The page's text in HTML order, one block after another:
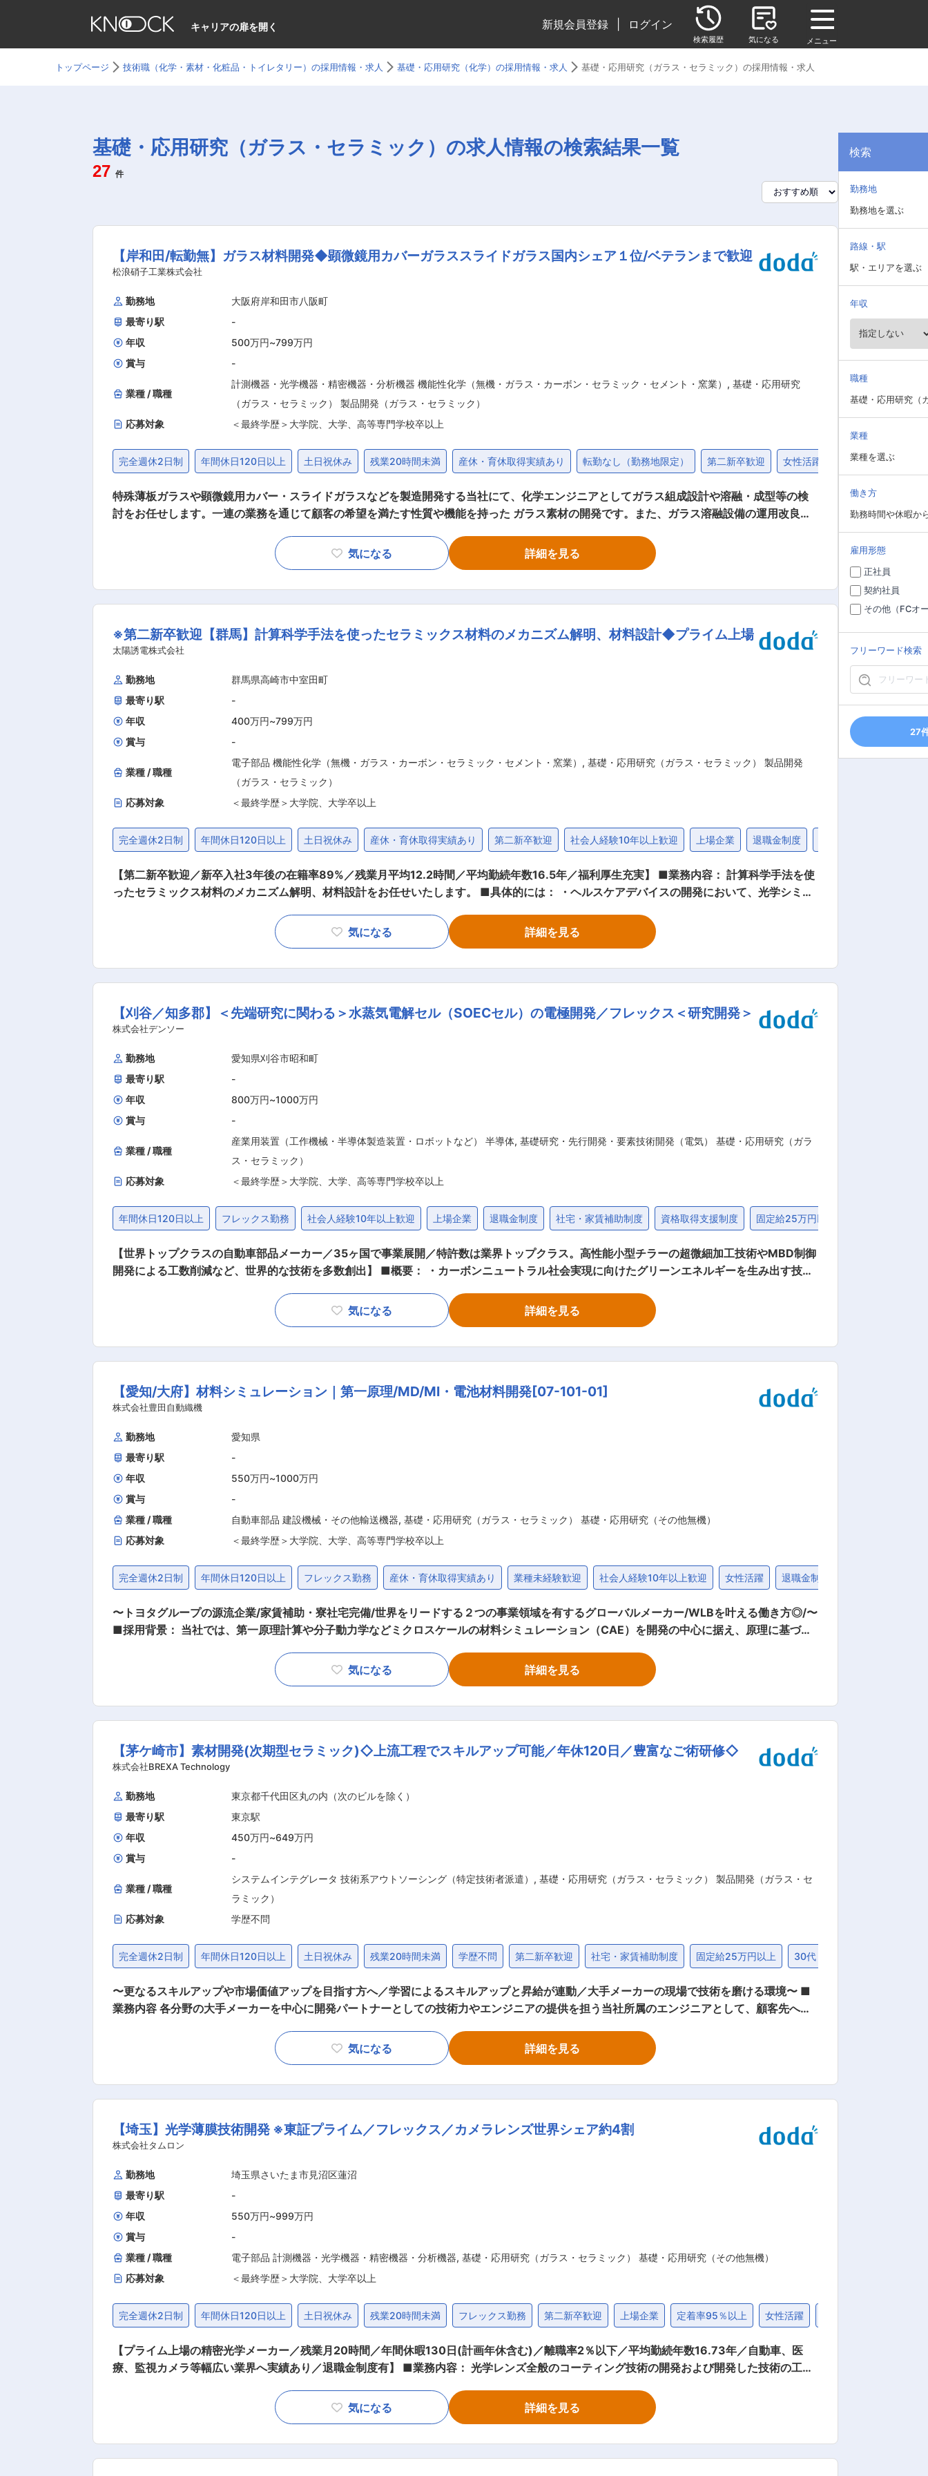
キャリアの扉を開く 新規会員登録 ログイン
検索履歴 気になる メニュー
トップページ 技術職（化学・素材・化粧品・トイレタリー）の採用情報・求人 基礎・応用研究（化学）の採用情報・求人 基礎・応用研究（ガラス・セラミック）の採用情報・求人
基礎・応用研究（ガラス・セラミック）の求人情報の検索結果一覧
27 件
【岸和田/転勤無】ガラス材料開発◆顕微鏡用カバーガラススライドガラス国内シェア１位/ベテランまで歓迎
松浪硝子工業株式会社
勤務地
大阪府岸和田市八阪町
最寄り駅
-
年収
500万円~799万円
賞与
-
業種 / 職種
計測機器・光学機器・精密機器・分析機器 機能性化学（無機・ガラス・カーボン・セラミック・セメント・窯業） , 基礎・応用研究
（ガラス・セラミック） 製品開発（ガラス・セラミック）
応募対象
＜最終学歴＞大学院、大学、高等専門学校卒以上
完全週休2日制 年間休日120日以上 土日祝休み 残業20時間未満 産休・育休取得実績あり 転勤なし（勤務地限定） 第二新卒歓迎 女性活躍 退職金制度
特殊薄板ガラスや顕微鏡用カバー・スライドガラスなどを製造開発する当社にて、化学エンジニアとしてガラス組成設計や溶融・成型等の検
討をお任せします。一連の業務を通じて顧客の希望を満たす性質や機能を持った ガラス素材の開発です。また、ガラス溶融設備の運用改良な
・自社ガラス溶融設備の改良、保守、保全 ・ガラスへの薄膜コーティング技術の開発 ■組織構成: 20代〜60代のまで幅広く活躍しています。
■当社の強み： 国内で初めて顕微鏡用カバーガラスの製造を手掛けた当社は、他社にはない特殊精密ガラスの加工技術を保有しております。
のつながりが深いこともあり、当社もこれからも安定した需要が見込まれるとともに、さらなる成長を遂げることが可能になります。 ■社
風・働く環境： メリハリをつけて働くことを大切にしています。会社休日は133日あり、働くときは集中して業務に取り組む一方で、休日は
から、高い定着率を誇っています。 変更の範囲：会社の定める業務
気になる 詳細を見る
※第二新卒歓迎【群馬】計算科学手法を使ったセラミックス材料のメカニズム解明、材料設計◆プライム上場
太陽誘電株式会社
勤務地
群馬県高崎市中室田町
最寄り駅
-
年収
400万円~799万円
賞与
-
業種 / 職種
電子部品 機能性化学（無機・ガラス・カーボン・セラミック・セメント・窯業） , 基礎・応用研究（ガラス・セラミック） 製品開発
（ガラス・セラミック）
応募対象
＜最終学歴＞大学院、大学卒以上
完全週休2日制 年間休日120日以上 土日祝休み 産休・育休取得実績あり 第二新卒歓迎 社会人経験10年以上歓迎 上場企業 退職金制度
【第二新卒歓迎／新卒入社3年後の在籍率89%／残業月平均12.2時間／平均勤続年数16.5年／福利厚生充実】 ■業務内容： 計算科学手法を使
ったセラミックス材料のメカニズム解明、材料設計をお任せいたします。 ■具体的には： ・ヘルスケアデバイスの開発において、光学シミュ
・8:30 メールチェック・スケジュール確認 ・9:00 グループミーティング（週一日） ・9:00 実験、データ解析業務 ・12:00 昼食 ・13:00
報告会資料作成など ・15:00 研究開発（実験など)、個別ミーティングなど ・17:10 退社 ■当社について： 当社は1950年に創業した電子部品
インフラ・産業機器など、幅広い分野で高い評価をいただいています。 変更の範囲：会社の定める業務
気になる 詳細を見る
【刈谷／知多郡】＜先端研究に関わる＞水蒸気電解セル（SOECセル）の電極開発／フレックス＜研究開発＞
株式会社デンソー
勤務地
愛知県刈谷市昭和町
最寄り駅
-
年収
800万円~1000万円
賞与
-
業種 / 職種
産業用装置（工作機械・半導体製造装置・ロボットなど） 半導体, 基礎研究・先行開発・要素技術開発（電気） 基礎・応用研究（ガラ
ス・セラミック）
応募対象
＜最終学歴＞大学院、大学、高等専門学校卒以上
年間休日120日以上 フレックス勤務 社会人経験10年以上歓迎 上場企業 退職金制度 社宅・家賃補助制度 資格取得支援制度 固定給25万円以上
【世界トップクラスの自動車部品メーカー／35ヶ国で事業展開／特許数は業界トップクラス。高性能小型チラーの超微細加工技術やMBD制御
開発による工数削減など、世界的な技術を多数創出】 ■概要： ・カーボンニュートラル社会実現に向けたグリーンエネルギーを生み出す技術
る、次世代セル開発業務に携わって頂きます。具体的には下記の業務を推進頂きます。 ■業務詳細： ・次世代セルの電極材料・触媒の開発/設
計 ・セルの製造プロセス技術開発（印刷、シート成型、焼成技術) ・セルの信頼性・品質設計技術開発 ・信頼性・品質設計に必要な材料評
ズを満足させる製品具現化の為の幅広い技術領域を身に着ける事が出来ます。 ■組織について： ・研究開発部は、機械・熱・電気・電子分野
を基盤に、革新的な要素技術／システムを先行開発し、既存事業の拡大や新規事業の創造を通じて社会課題の解決に貢献する組織です。 ・そ
ロセス等の高度専門性を持ったメンバーが、お互いをプロの技術者として尊重し合い、対等な立場での議論を通して、従来にない新しい価値
を創出するミッションにチャレンジする風土があります。 ■当社について： ・当社は、自動車部品業界のリーディングカンパニーとして、技
術革新とグローバル展開を推進しています。売上収益7兆3,500億円、特許41,000件超、25ヵ国127工場を有する世界規模の企業です。「環
気になる 詳細を見る
【愛知/大府】材料シミュレーション｜第一原理/MD/MI・電池材料開発[07-101-01]
株式会社豊田自動織機
勤務地
愛知県
最寄り駅
-
年収
550万円~1000万円
賞与
-
業種 / 職種
自動車部品 建設機械・その他輸送機器, 基礎・応用研究（ガラス・セラミック） 基礎・応用研究（その他無機）
応募対象
＜最終学歴＞大学院、大学、高等専門学校卒以上
完全週休2日制 年間休日120日以上 フレックス勤務 産休・育休取得実績あり 業種未経験歓迎 社会人経験10年以上歓迎 女性活躍 退職金制度
〜トヨタグループの源流企業/家賃補助・寮社宅完備/世界をリードする２つの事業領域を有するグローバルメーカー/WLBを叶える働き方◎/〜
■採用背景： 当社では、第一原理計算や分子動力学などミクロスケールの材料シミュレーション（CAE）を開発の中心に据え、原理に基づく
全体をデジタル主導で最適化する体制を構築してきました。 特に材料領域では、量子・分子レベルでの材料設計を強みとし、分析・合成と連
動した高速PDCAによって研究開発のスピードと精度を飛躍的に向上させています。 また、スパコン「富岳」を産業用途として国内トップク
ど） ◇分析・合成と連携し、CAE起点の材料開発プロセスを推進 ◇既存モデルの高度化および新規手法の開発（高速化・精度向上） ※必要に
応じて、電極・セル〜プロセスとのマルチスケール連携も可能 ■具体的な職務内容： ・第一原理計算（DFT）による材料特性の評価（反応
作コード／Python 等による解析自動化や高速化 ・合成・分析チームと協働した実験検証（高速PDCA） ※希望や専門に応じて、マルチスケー
ル解析（電極・セル）へ拡張可能 【技術優位性】 電池事業室では、車載用電池として世界初となるバイポーラ型ニッケル水素電池を製品化
し、従来電池の約2倍の出力を実現しています。これらの技術をさらに発展させた新製品の開発にも力を入れています。今後、更に電動車が普
気になる 詳細を見る
【茅ケ崎市】素材開発(次期型セラミック)◇上流工程でスキルアップ可能／年休120日／豊富なご術研修◇
株式会社BREXA Technology
勤務地
東京都千代田区丸の内（次のビルを除く）
最寄り駅
東京駅
年収
450万円~649万円
賞与
-
業種 / 職種
システムインテグレータ 技術系アウトソーシング（特定技術者派遣） , 基礎・応用研究（ガラス・セラミック） 製品開発（ガラス・セ
ラミック）
応募対象
学歴不問
完全週休2日制 年間休日120日以上 土日祝休み 残業20時間未満 学歴不問 第二新卒歓迎 社宅・家賃補助制度 固定給25万円以上 30代
〜更なるスキルアップや市場価値アップを目指す方へ／学習によるスキルアップと昇給が連動／大手メーカーの現場で技術を磨ける環境〜 ■
業務内容 各分野の大手メーカーを中心に開発パートナーとしての技術力やエンジニアの提供を担う当社所属のエンジニアとして、顧客先へ常
価・分析を担っていただきます。 ・素材設計・組成設計 ・粉末調製・前処理 ・成形プロセス開発 ・焼結プロセスの開発・最適化 ・物性評
価・分析 ・耐久性・信頼性評価 ・プロトタイプ試作・性能検証 など ■次期型セラミックとは セラミックは土や鉱物を高温で焼き固めた硬
ーへのキャリア相談なども可能となっているため、顧客先での就業であっても帰属意識が薄れることなく働いていただけます。 また、常駐先
で多少の前後はありますが、全社月平均残業時間は約20時間程度、年休120日以上確保など、メリハリのある働き方を実現頂けます。 ■研修
す。 ・マンスリー技術研修（Zoom）：月に複数回開催されるZoomでの技術研修で、機械設計やプログラミングなど幅広いトピックスを学
べます。 学んだ内容や取得した資格は社内評価や昇給とも連動しているため、スキルアップと昇給を同時に実現いただけます。 また、経験を
積んでいただくことで大手企業への移籍も可能であり、技術者としての価値をどんどん高めていただくことを叶えられます。 変更の範囲：会
社の定める業務
気になる 詳細を見る
【埼玉】光学薄膜技術開発 ※東証プライム／フレックス／カメラレンズ世界シェア約4割
株式会社タムロン
勤務地
埼玉県さいたま市見沼区蓮沼
最寄り駅
-
年収
550万円~999万円
賞与
-
業種 / 職種
電子部品 計測機器・光学機器・精密機器・分析機器, 基礎・応用研究（ガラス・セラミック） 基礎・応用研究（その他無機）
応募対象
＜最終学歴＞大学院、大学卒以上
完全週休2日制 年間休日120日以上 土日祝休み 残業20時間未満 フレックス勤務 第二新卒歓迎 上場企業 定着率95％以上 女性活躍
【プライム上場の精密光学メーカー／残業月20時間／年間休暇130日(計画年休含む)／離職率2％以下／平均勤続年数16.73年／自動車、医
療、監視カメラ等幅広い業界へ実績あり／退職金制度有】 ■業務内容： 光学レンズ全般のコーティング技術の開発および開発した技術の工場
上に貢献します。 ・工場移管：開発した技術を量産体制に移行するため工場への技術指導等のフォローも担当して頂きます。 ※最先端の技
術…同社は、高品質な光学製品の開発に従事しており、最先端の技術に触れることができます。 ■就業スタイル： ・残業時間：20時間程度の
気になる 詳細を見る
検索
勤務地
勤務地を選ぶ
路線・駅
駅・エリアを選ぶ
年収
職種
基礎・応用研究（
業種
業種を選ぶ
働き方
勤務時間や休暇か
雇用形態
正社員
契約社員
その他（FCオ
フリーワード検索
27